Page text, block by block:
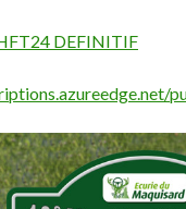
DEFINITIF